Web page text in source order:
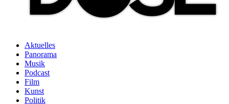
Aktuelles
Panorama
Musik
Podcast
Film
Kunst
Politik